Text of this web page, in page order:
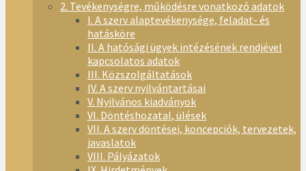
2. Tevékenységre, működésre vonatkozó adatok
I. A szerv alaptevékenysége, feladat- és
hatásköre
II. A hatósági ügyek intézésének rendjével
kapcsolatos adatok
III. Közszolgáltatások
IV. A szerv nyilvántartásai
V. Nyilvános kiadványok
VI. Döntéshozatal, ülések
VII. A szerv döntései, koncepciók, tervezetek,
javaslatok
VIII. Pályázatok